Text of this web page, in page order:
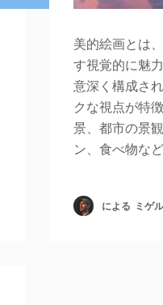
美的絵画とは
す視覚的に魅
意深く構成さ
クな視点が特
景、都市の景
ン、食べ物な
による ミゲル